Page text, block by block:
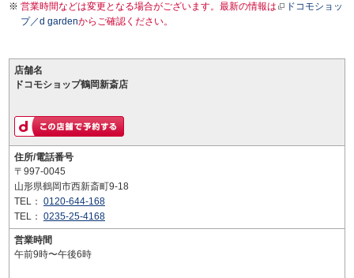
営業時間などは変更となる場合がございます。最新の情報は
ドコモショッ
プ／d gardenからご確認ください。
店舗名
ドコモショップ鶴岡新斎店
住所/電話番号
〒997-0045
山形県鶴岡市西新斎町9-18
TEL： 0120-644-168
TEL： 0235-25-4168
営業時間
午前9時〜午後6時